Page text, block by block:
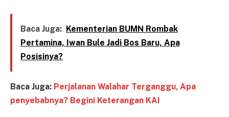
Baca Juga: Kementerian BUMN Rombak
Pertamina, Iwan Bule Jadi Bos Baru, Apa
Posisinya?
Baca Juga: Perjalanan Walahar Terganggu, Apa
penyebabnya? Begini Keterangan KAI